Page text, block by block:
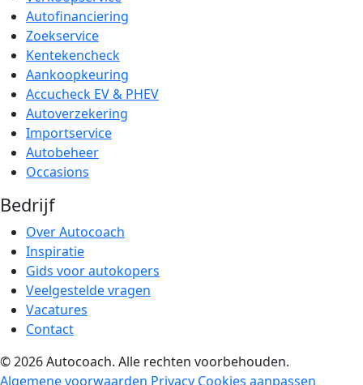
Autofinanciering
Zoekservice
Kentekencheck
Aankoopkeuring
Accucheck EV & PHEV
Autoverzekering
Importservice
Autobeheer
Occasions
Bedrijf
Over Autocoach
Inspiratie
Gids voor autokopers
Veelgestelde vragen
Vacatures
Contact
© 2026 Autocoach. Alle rechten voorbehouden.
Algemene voorwaarden Privacy Cookies aanpassen